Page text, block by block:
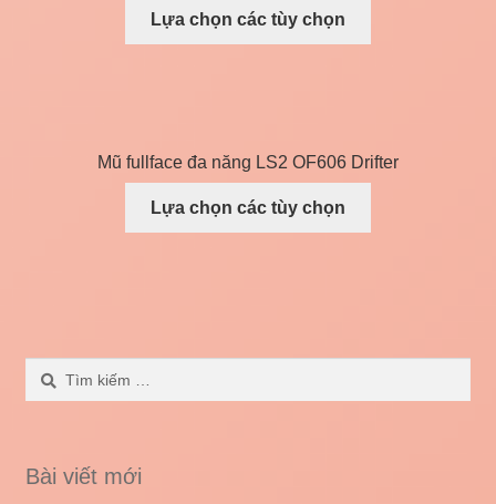
Lựa chọn các tùy chọn
Mũ fullface đa năng LS2 OF606 Drifter
Lựa chọn các tùy chọn
kiếm
Bài viết mới